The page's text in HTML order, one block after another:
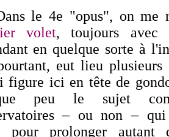
le 4e "opus", on me
volet, toujours avec
en quelque sorte à
eut lieu plusieurs
figure ici en tête de
peu le sujet
– ou non –
pour prolonger